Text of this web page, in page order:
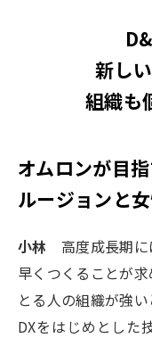
新し
組織も
オムロンが目
ルージョンと
小林 高度成長期に
早くつくることが
とる人の組織が強
DXをはじめとした